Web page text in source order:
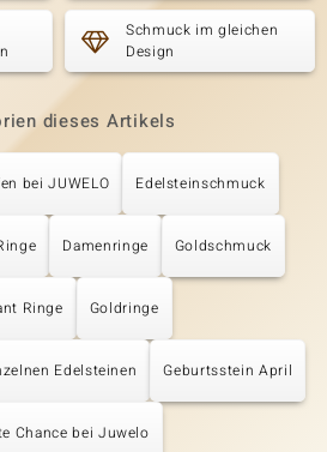
Schmuck im gleichen
Design
dieses Artikels
bei JUWELO Edelsteinschmuck
Damenringe Goldschmuck
Ringe Goldringe
Edelsteinen Geburtsstein April
Chance bei Juwelo